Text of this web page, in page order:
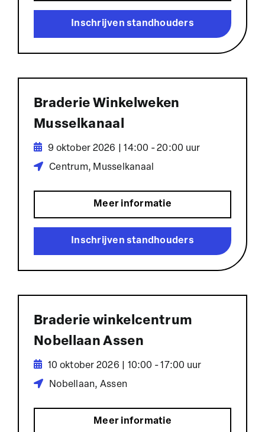
Inschrijven standhouders
Braderie Winkelweken
Musselkanaal
9 oktober 2026 | 14:00 - 20:00 uur
Centrum, Musselkanaal
Meer informatie
Inschrijven standhouders
Braderie winkelcentrum
Nobellaan Assen
10 oktober 2026 | 10:00 - 17:00 uur
Nobellaan, Assen
Meer informatie